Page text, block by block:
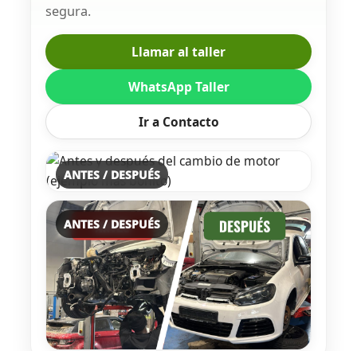
segura.
Llamar al taller
WhatsApp Taller
Ir a Contacto
ANTES / DESPUÉS
ANTES / DESPUÉS